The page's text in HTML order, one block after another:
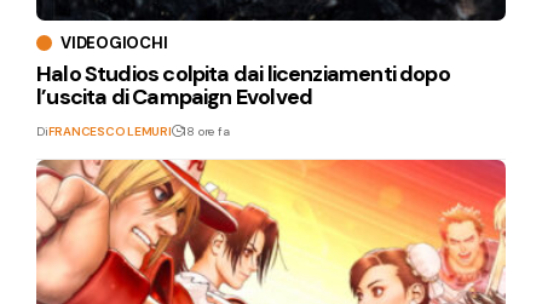
VIDEOGIOCHI
Halo Studios colpita dai licenziamenti dopo
l’uscita di Campaign Evolved
DiFRANCESCO LEMURI 18 ore fa